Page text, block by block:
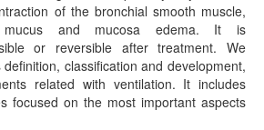
of the bronchial smooth muscle,
mucus and mucosa edema. It is
or reversible after treatment. We
classification and development,
related with ventilation. It includes
focused on the most important aspects